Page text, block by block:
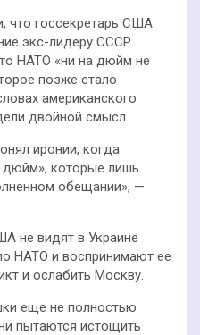
что госсекретарь США
экс-лидеру СССР
НАТО «ни на дюйм не
позже стало
американского
двойной смысл.
иронии, когда
которые лишь
обещании», —
не видят в Украине
НАТО и воспринимают ее
и ослабить Москву.
еще не полностью
пытаются истощить